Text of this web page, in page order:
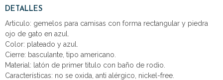
DETALLES
Articulo: gemelos para camisas con forma rectangular y piedra
ojo de gato en azul.
Color: plateado y azul.
Cierre: basculante, tipo americano.
Material: latón de primer titulo con baño de rodio.
Características: no se oxida, anti alérgico, nickel-free.